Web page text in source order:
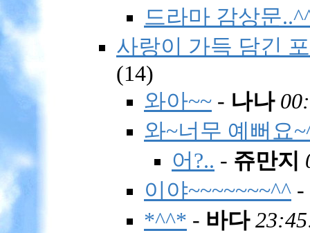
드라마 감상문
사랑이 가득 담긴
(14)
와아~~ - 나나
와~너무 예뻐요
어?.. - 쥬만지
이야~~~~~~~^^ -
*^^* - 바다